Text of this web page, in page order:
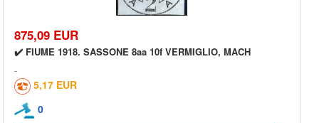
875,09 EUR
✔️ FIUME 1918. SASSONE 8aa 10f VERMIGLIO, MACH
5,17 EUR
0